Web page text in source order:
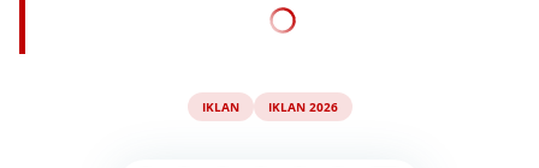
IKLAN IKLAN 2026